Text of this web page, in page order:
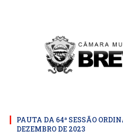
PAUTA DA 64ª SESSÃO
DEZEMBRO DE 2023